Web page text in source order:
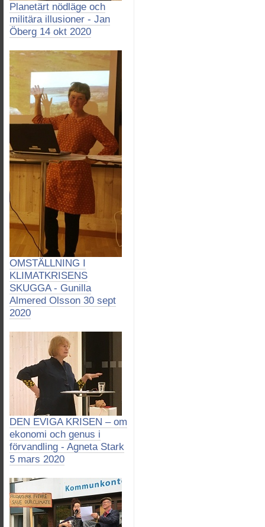
Planetärt nödläge och
militära illusioner - Jan
Öberg 14 okt 2020
OMSTÄLLNING I
KLIMATKRISENS
SKUGGA - Gunilla
Almered Olsson 30 sept
2020
DEN EVIGA KRISEN – om
ekonomi och genus i
förvandling - Agneta Stark
5 mars 2020